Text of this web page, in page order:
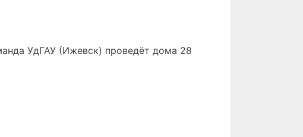
УдГАУ (Ижевск) проведёт дома 28